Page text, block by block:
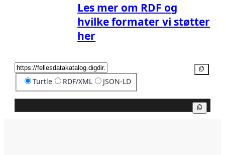
Les mer om RDF og
hvilke formater vi støtter
her
Turtle RDF/XML JSON-LD